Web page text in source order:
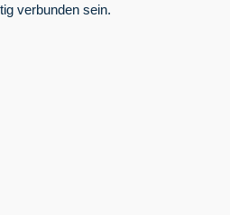
verbunden sein.